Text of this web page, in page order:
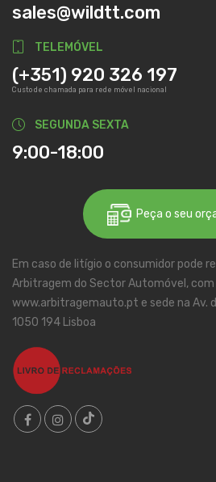
sales@wildtt.com
TELEMÓVEL
(+351) 920 326 197
Custo de chamada para rede móvel nacional
SEGUNDA SEXTA
9:00-18:00
Peça o seu
Em caso de litígio o consumidor pode
Arbitragem do Sector Automóvel,
www.arbitragemauto.pt e sede na Av.
1050 194 Lisboa